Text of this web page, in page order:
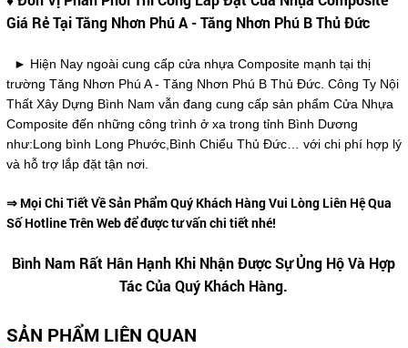
Giá Rẻ Tại Tăng Nhơn Phú A - Tăng Nhơn Phú B Thủ Đức
► Hiện Nay ngoài cung cấp cửa nhựa Composite mạnh tại thị
trường Tăng Nhơn Phú A - Tăng Nhơn Phú B Thủ Đức. Công Ty Nội
Thất Xây Dựng Bình Nam vẫn đang cung cấp sản phẩm Cửa Nhựa
Composite đến những công trình ở xa trong tỉnh Bình Dương
như:Long bình Long Phước,Bình Chiểu Thủ Đức… với chi phí hợp lý
và hỗ trợ lắp đặt tận nơi.
⇒ Mọi Chi Tiết Về Sản Phẩm Quý Khách Hàng Vui Lòng Liên Hệ Qua
Số Hotline Trên Web để được tư vấn chi tiết nhé!
Bình Nam Rất Hân Hạnh Khi Nhận Được Sự Ủng Hộ Và Hợp
Tác Của Quý Khách Hàng.
SẢN PHẨM LIÊN QUAN